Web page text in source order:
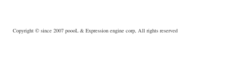
Copyright © since 2007 poooL & Expression engine corp, All rights reserved